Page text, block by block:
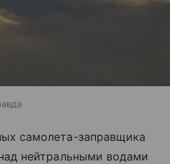
самолета-заправщика
нейтральными водами